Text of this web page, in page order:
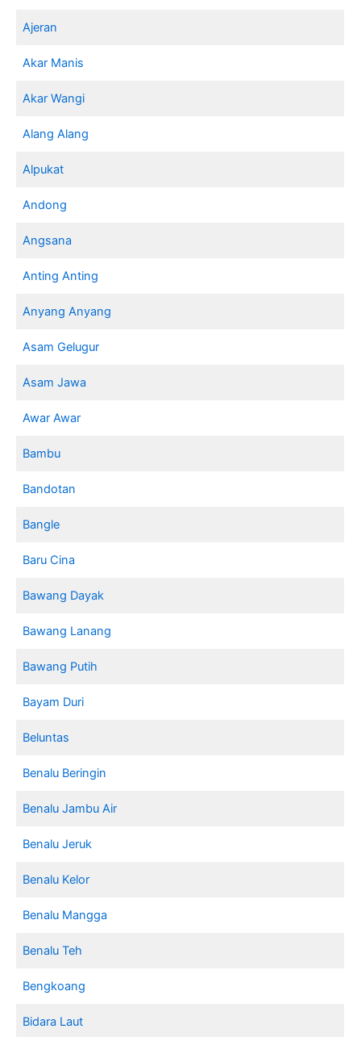
Ajeran
Akar Manis
Akar Wangi
Alang Alang
Alpukat
Andong
Angsana
Anting Anting
Anyang Anyang
Asam Gelugur
Asam Jawa
Awar Awar
Bambu
Bandotan
Bangle
Baru Cina
Bawang Dayak
Bawang Lanang
Bawang Putih
Bayam Duri
Beluntas
Benalu Beringin
Benalu Jambu Air
Benalu Jeruk
Benalu Kelor
Benalu Mangga
Benalu Teh
Bengkoang
Bidara Laut